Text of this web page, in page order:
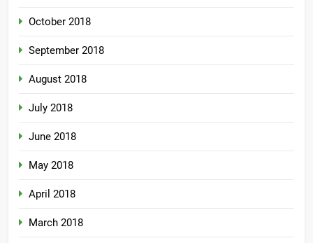
October 2018
September 2018
August 2018
July 2018
June 2018
May 2018
April 2018
March 2018